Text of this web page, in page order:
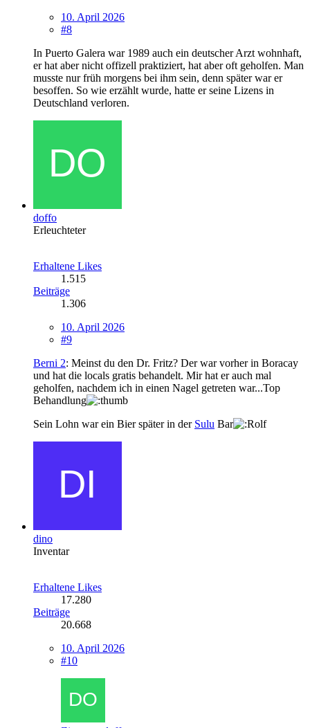
10. April 2026
#8
In Puerto Galera war 1989 auch ein deutscher Arzt wohnhaft,
er hat aber nicht offizell praktiziert, hat aber oft geholfen. Man
musste nur früh morgens bei ihm sein, denn später war er
besoffen. So wie erzählt wurde, hatte er seine Lizens in
Deutschland verloren.
doffo
Erleuchteter
Erhaltene Likes
1.515
Beiträge
1.306
10. April 2026
#9
Berni 2: Meinst du den Dr. Fritz? Der war vorher in Boracay
und hat die locals gratis behandelt. Mir hat er auch mal
geholfen, nachdem ich in einen Nagel getreten war...Top
Behandlung
Sein Lohn war ein Bier später in der Sulu Bar
dino
Inventar
Erhaltene Likes
17.280
Beiträge
20.668
10. April 2026
#10